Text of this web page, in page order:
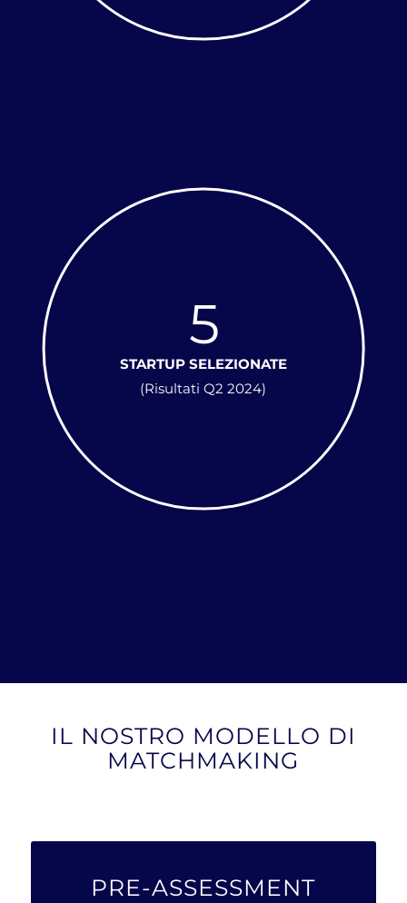
5
STARTUP SELEZIONATE
(Risultati Q2 2024)
IL NOSTRO MODELLO DI
MATCHMAKING
PRE-ASSESSMENT